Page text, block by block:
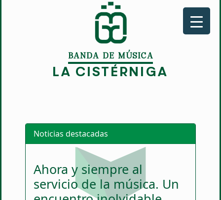
BANDA DE MÚSICA
LA CISTÉRNIGA
Noticias destacadas
Ahora y siempre al
servicio de la música. Un